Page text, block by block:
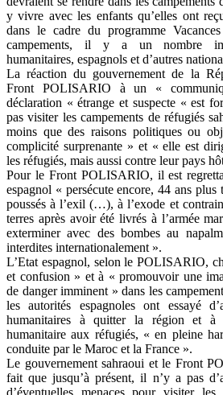
y vivre avec les enfants qu’elles ont
dans le cadre du programme
campements, il y a un nombre
humanitaires, espagnols et d’autres
La réaction du gouvernement de la
Front POLISARIO à un «
déclaration « étrange et suspecte « est
pas visiter les campements de réfugiés
moins que des raisons politiques ou
complicité surprenante » et « elle est
les réfugiés, mais aussi contre leur pays
Pour le Front POLISARIO, il est
espagnol « persécute encore, 44 ans plus
poussés à l’exil (…), à l’exode et
terres après avoir été livrés à l’armée
exterminer avec des bombes au
interdites internationalement ».
L’Etat espagnol, selon le POLISARIO,
et confusion » et à « promouvoir une
de danger imminent » dans les
les autorités espagnoles ont essayé
humanitaires à quitter la région et à
humanitaire aux réfugiés, « en pleine
conduite par le Maroc et la France ».
Le gouvernement sahraoui et le Front
fait que jusqu’à présent, il n’y a pas